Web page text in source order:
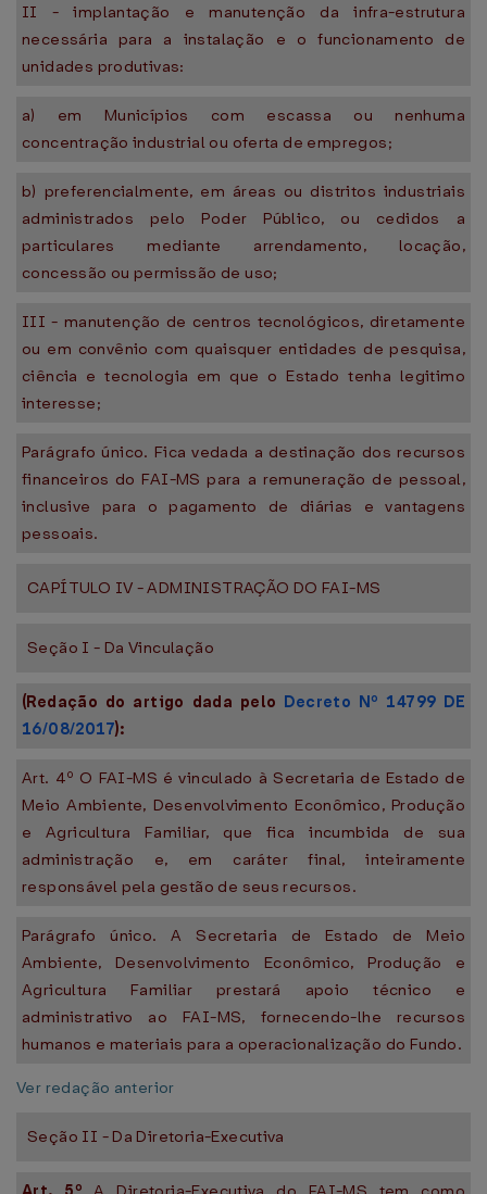
II - implantação e manutenção da infra-estrutura
necessária para a instalação e o funcionamento de
unidades produtivas:
a) em Municípios com escassa ou nenhuma
concentração industrial ou oferta de empregos;
b) preferencialmente, em áreas ou distritos industriais
administrados pelo Poder Público, ou cedidos a
particulares mediante arrendamento, locação,
concessão ou permissão de uso;
III - manutenção de centros tecnológicos, diretamente
ou em convênio com quaisquer entidades de pesquisa,
ciência e tecnologia em que o Estado tenha legitimo
interesse;
Parágrafo único. Fica vedada a destinação dos recursos
financeiros do FAI-MS para a remuneração de pessoal,
inclusive para o pagamento de diárias e vantagens
pessoais.
CAPÍTULO IV - ADMINISTRAÇÃO DO FAI-MS
Seção I - Da Vinculação
(Redação do artigo dada pelo Decreto Nº 14799 DE
16/08/2017):
Art. 4º O FAI-MS é vinculado à Secretaria de Estado de
Meio Ambiente, Desenvolvimento Econômico, Produção
e Agricultura Familiar, que fica incumbida de sua
administração e, em caráter final, inteiramente
responsável pela gestão de seus recursos.
Parágrafo único. A Secretaria de Estado de Meio
Ambiente, Desenvolvimento Econômico, Produção e
Agricultura Familiar prestará apoio técnico e
administrativo ao FAI-MS, fornecendo-lhe recursos
humanos e materiais para a operacionalização do Fundo.
Ver redação anterior
Seção II - Da Diretoria-Executiva